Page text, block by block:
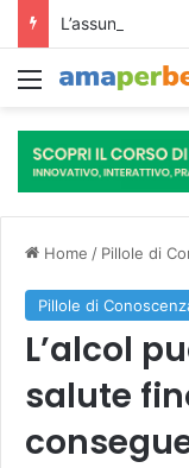
Menu
Home / Pillole di
Pillole di
L’alcol
salute